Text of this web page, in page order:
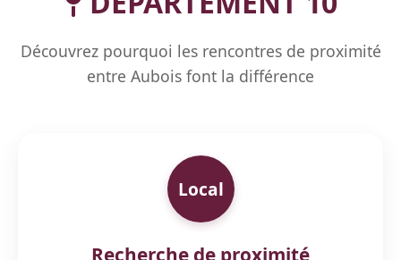
Découvrez pourquoi les rencontres de proximité
entre Aubois font la différence
Local
Recherche de proximité